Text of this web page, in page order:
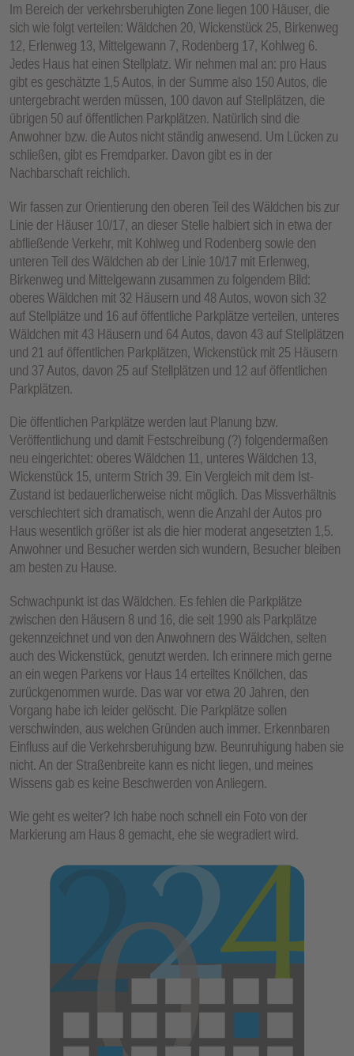
Im Bereich der verkehrsberuhigten Zone liegen 100 Häuser, die
sich wie folgt verteilen: Wäldchen 20, Wickenstück 25, Birkenweg
12, Erlenweg 13, Mittelgewann 7, Rodenberg 17, Kohlweg 6.
Jedes Haus hat einen Stellplatz. Wir nehmen mal an: pro Haus
gibt es geschätzte 1,5 Autos, in der Summe also 150 Autos, die
untergebracht werden müssen, 100 davon auf Stellplätzen, die
übrigen 50 auf öffentlichen Parkplätzen. Natürlich sind die
Anwohner bzw. die Autos nicht ständig anwesend. Um Lücken zu
schließen, gibt es Fremdparker. Davon gibt es in der
Nachbarschaft reichlich.
Wir fassen zur Orientierung den oberen Teil des Wäldchen bis zur
Linie der Häuser 10/17, an dieser Stelle halbiert sich in etwa der
abfließende Verkehr, mit Kohlweg und Rodenberg sowie den
unteren Teil des Wäldchen ab der Linie 10/17 mit Erlenweg,
Birkenweg und Mittelgewann zusammen zu folgendem Bild:
oberes Wäldchen mit 32 Häusern und 48 Autos, wovon sich 32
auf Stellplätze und 16 auf öffentliche Parkplätze verteilen, unteres
Wäldchen mit 43 Häusern und 64 Autos, davon 43 auf Stellplätzen
und 21 auf öffentlichen Parkplätzen, Wickenstück mit 25 Häusern
und 37 Autos, davon 25 auf Stellplätzen und 12 auf öffentlichen
Parkplätzen.
Die öffentlichen Parkplätze werden laut Planung bzw.
Veröffentlichung und damit Festschreibung (?) folgendermaßen
neu eingerichtet: oberes Wäldchen 11, unteres Wäldchen 13,
Wickenstück 15, unterm Strich 39. Ein Vergleich mit dem Ist-
Zustand ist bedauerlicherweise nicht möglich. Das Missverhältnis
verschlechtert sich dramatisch, wenn die Anzahl der Autos pro
Haus wesentlich größer ist als die hier moderat angesetzten 1,5.
Anwohner und Besucher werden sich wundern, Besucher bleiben
am besten zu Hause.
Schwachpunkt ist das Wäldchen. Es fehlen die Parkplätze
zwischen den Häusern 8 und 16, die seit 1990 als Parkplätze
gekennzeichnet und von den Anwohnern des Wäldchen, selten
auch des Wickenstück, genutzt werden. Ich erinnere mich gerne
an ein wegen Parkens vor Haus 14 erteiltes Knöllchen, das
zurückgenommen wurde. Das war vor etwa 20 Jahren, den
Vorgang habe ich leider gelöscht. Die Parkplätze sollen
verschwinden, aus welchen Gründen auch immer. Erkennbaren
Einfluss auf die Verkehrsberuhigung bzw. Beunruhigung haben sie
nicht. An der Straßenbreite kann es nicht liegen, und meines
Wissens gab es keine Beschwerden von Anliegern.
Wie geht es weiter? Ich habe noch schnell ein Foto von der
Markierung am Haus 8 gemacht, ehe sie wegradiert wird.